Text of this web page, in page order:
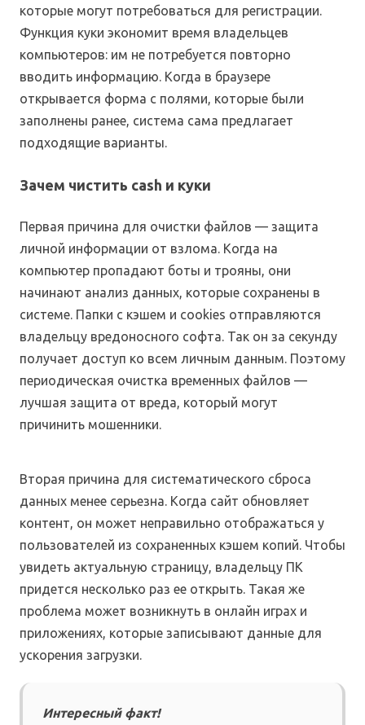
которые могут потребоваться для регистрации.
Функция куки экономит время владельцев
компьютеров: им не потребуется повторно
вводить информацию. Когда в браузере
открывается форма с полями, которые были
заполнены ранее, система сама предлагает
подходящие варианты.
Зачем чистить cash и куки
Первая причина для очистки файлов — защита
личной информации от взлома. Когда на
компьютер пропадают боты и трояны, они
начинают анализ данных, которые сохранены в
системе. Папки с кэшем и cookies отправляются
владельцу вредоносного софта. Так он за секунду
получает доступ ко всем личным данным. Поэтому
периодическая очистка временных файлов —
лучшая защита от вреда, который могут
причинить мошенники.
Вторая причина для систематического сброса
данных менее серьезна. Когда сайт обновляет
контент, он может неправильно отображаться у
пользователей из сохраненных кэшем копий. Чтобы
увидеть актуальную страницу, владельцу ПК
придется несколько раз ее открыть. Такая же
проблема может возникнуть в онлайн играх и
приложениях, которые записывают данные для
ускорения загрузки.
Интересный факт!